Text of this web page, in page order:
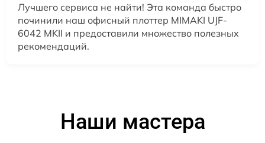
Лучшего сервиса не найти! Эта команда быстро
починили наш офисный плоттер MIMAKI UJF-
6042 MKII и предоставили множество полезных
рекомендаций.
Наши мастера